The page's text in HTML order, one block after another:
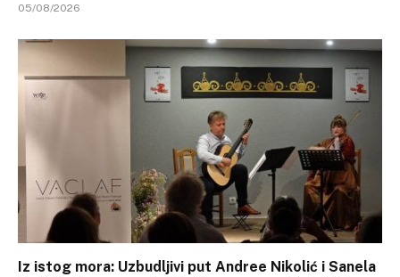
05/08/2026
Iz istog mora: Uzbudljivi put Andree Nikolić i Sanela